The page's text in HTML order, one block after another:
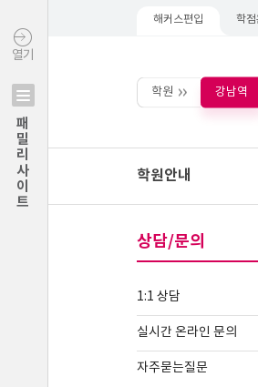
열기
패밀리사이트
해커스편입 학점
학원 강남역
학원안내
상담/문의
1:1 상담
실시간 온라인 문의
자주묻는질문